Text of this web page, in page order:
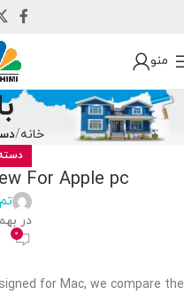
منو
خانه
For Apple pc
در بهمن 25,
0
for Mac, we compare the